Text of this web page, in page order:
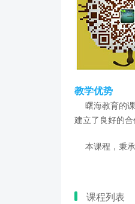
教学优势
曙海教育的课
建立了良好的
本课程，秉承
课程列表